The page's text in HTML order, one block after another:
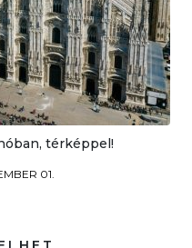
térképpel!
01.